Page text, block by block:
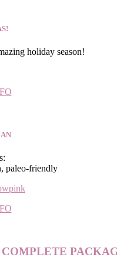
holiday season!
paleo-friendly